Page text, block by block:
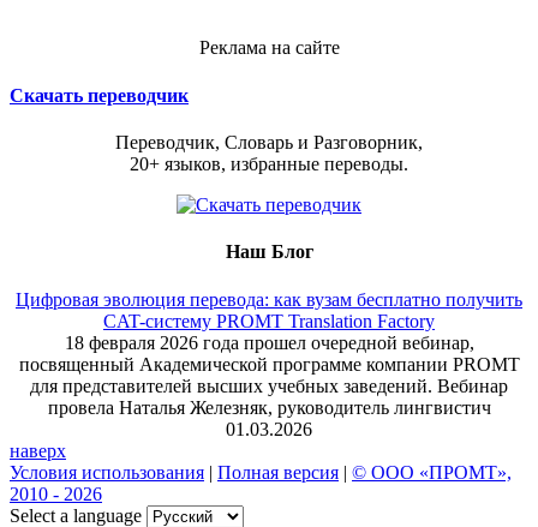
Реклама на сайте
Скачать переводчик
Переводчик, Словарь и Разговорник,
20+ языков, избранные переводы.
Наш Блог
Цифровая эволюция перевода: как вузам бесплатно получить
CAT-систему PROMT Translation Factory
18 февраля 2026 года прошел очередной вебинар,
посвященный Академической программе компании PROMT
для представителей высших учебных заведений. Вебинар
провела Наталья Железняк, руководитель лингвистич
01.03.2026
наверх
Условия использования | Полная версия | © ООО «ПРОМТ»,
2010 - 2026
Select a language